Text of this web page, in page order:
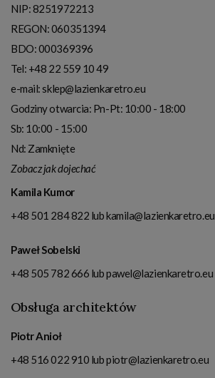
NIP:8251972213
REGON: 060351394
BDO: 000369396
Tel: +48 22 559 10 49
e-mail:sklep@lazienkaretro.eu
Godziny otwarcia: Pn-Pt: 10:00 - 18:00
Sb: 10:00 - 15:00
Nd: Zamknięte
Zobacz jak dojechać
Kamila Kumor
+48 501 284 822 lubkamila@lazienkaretro.eu
Paweł Sobelski
+48 505 782 666 lubpawel@lazienkaretro.eu
Obsługa architektów
Piotr Anioł
+48 516 022 910 lubpiotr@lazienkaretro.eu